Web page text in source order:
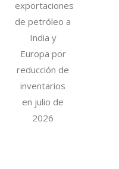
exportaciones
de petróleo a
India y
Europa por
reducción de
inventarios
en julio de
2026